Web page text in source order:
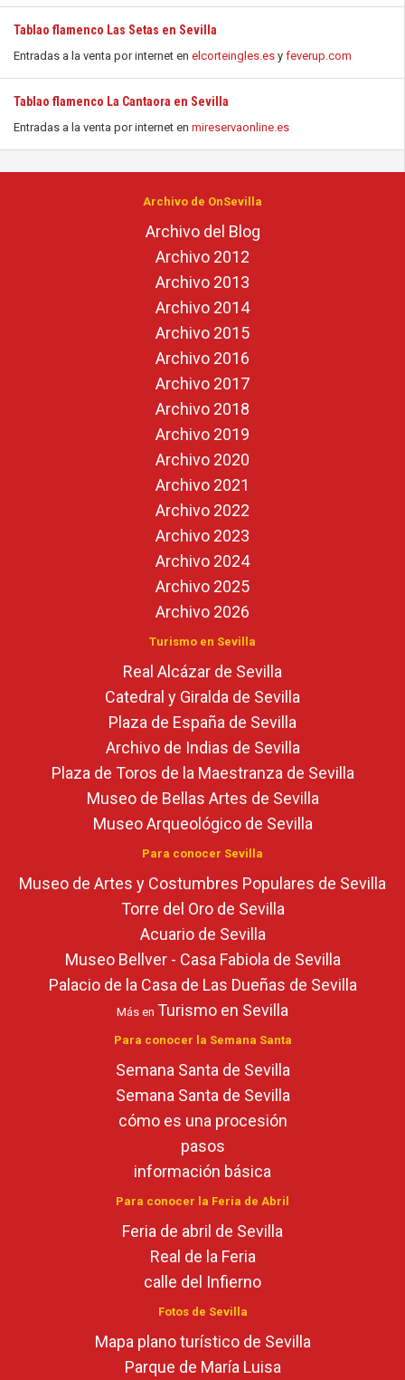
Tablao flamenco Las Setas en Sevilla
Entradas a la venta por internet en elcorteingles.es y feverup.com
Tablao flamenco La Cantaora en Sevilla
Entradas a la venta por internet en mireservaonline.es
Archivo de OnSevilla
Archivo del Blog
Archivo 2012
Archivo 2013
Archivo 2014
Archivo 2015
Archivo 2016
Archivo 2017
Archivo 2018
Archivo 2019
Archivo 2020
Archivo 2021
Archivo 2022
Archivo 2023
Archivo 2024
Archivo 2025
Archivo 2026
Turismo en Sevilla
Real Alcázar de Sevilla
Catedral y Giralda de Sevilla
Plaza de España de Sevilla
Archivo de Indias de Sevilla
Plaza de Toros de la Maestranza de Sevilla
Museo de Bellas Artes de Sevilla
Museo Arqueológico de Sevilla
Para conocer Sevilla
Museo de Artes y Costumbres Populares de Sevilla
Torre del Oro de Sevilla
Acuario de Sevilla
Museo Bellver - Casa Fabiola de Sevilla
Palacio de la Casa de Las Dueñas de Sevilla
Más en Turismo en Sevilla
Para conocer la Semana Santa
Semana Santa de Sevilla
Semana Santa de Sevilla
cómo es una procesión
pasos
información básica
Para conocer la Feria de Abril
Feria de abril de Sevilla
Real de la Feria
calle del Infierno
Fotos de Sevilla
Mapa plano turístico de Sevilla
Parque de María Luisa